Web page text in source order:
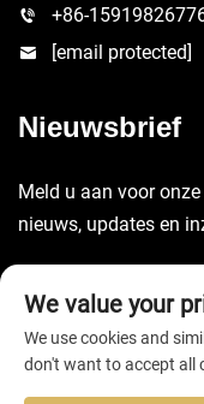
+86-
[email protected]
Nieuwsbrief
Meld u aan voor
nieuws, updates en
We value your
We use cookies and
don't want to accept all